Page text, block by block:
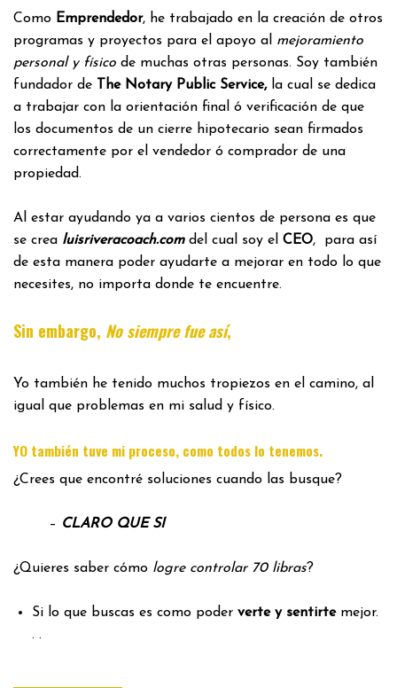
Como Emprendedor, he trabajado en la creación de otros
programas y proyectos para el apoyo al mejoramiento
personal y físico de muchas otras personas. Soy también
fundador de
The Notary Public Service,la cual se dedica
a trabajar con la orientación final ó verificación de que
los documentos de un cierre hipotecario sean firmados
correctamente por el vendedor ó comprador de una
propiedad.
Al estar ayudando ya a varios cientos de persona es que
se crea luisriveracoach.comdel cual soy el CEO, para así
de esta manera poder ayudarte a mejorar en todo lo que
necesites, no importa donde te encuentre.
Sin embargo, No siempre fue así,
Yo también he tenido muchos tropiezos en el camino, al
igual que problemas en mi salud y físico.
YO también tuve mi proceso, como todos lo tenemos.
¿Crees que encontré soluciones cuando las busque?
– CLARO QUE SI
¿Quieres saber cómo logre controlar 70 libras?
Si lo que buscas es como poder verte y sentirtemejor.
. .